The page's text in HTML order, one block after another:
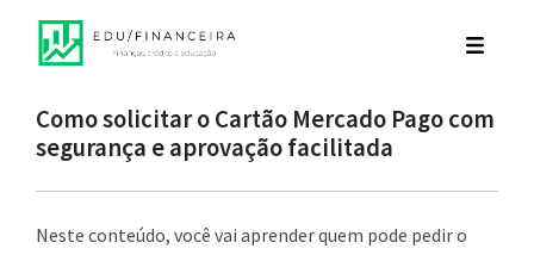
Como solicitar o Cartão Mercado Pago com
segurança e aprovação facilitada
Neste conteúdo, você vai aprender quem pode pedir o